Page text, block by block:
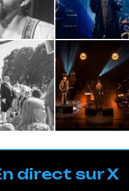
direct sur X